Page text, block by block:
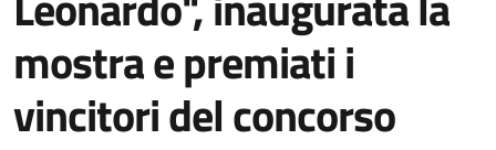
mostra e premiati i
vincitori del concorso